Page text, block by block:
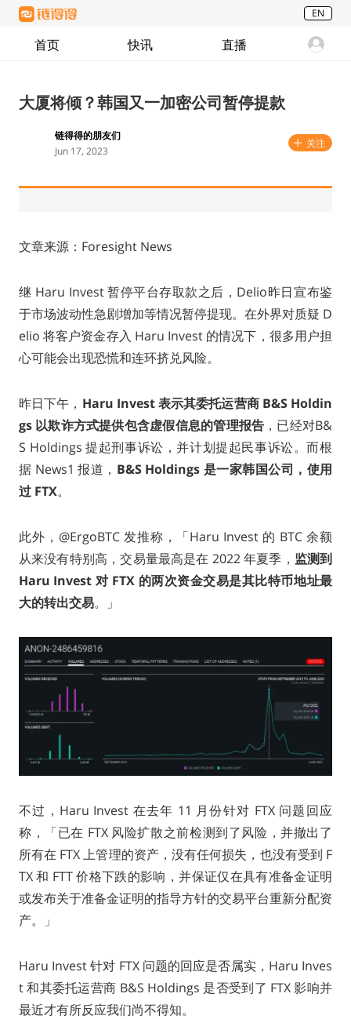
EN
首页 快讯 直播
大厦将倾？韩国又一加密公司暂停提款
链得得的朋友们
Jun 17, 2023
关注
文章来源：Foresight News
继 Haru Invest 暂停平台存取款之后，Delio昨日宣布鉴
于市场波动性急剧增加等情况暂停提现。在外界对质疑 D
elio 将客户资金存入 Haru Invest 的情况下，很多用户担
心可能会出现恐慌和连环挤兑风险。
昨日下午， Haru Invest 表示其委托运营商 B&S Holdin
gs 以欺诈方式提供包含虚假信息的管理报告 ，已经对B&
S Holdings 提起刑事诉讼，并计划提起民事诉讼。而根
据 News1 报道， B&S Holdings 是一家韩国公司，使用
过 FTX。
此外，@ErgoBTC 发推称，「Haru Invest 的 BTC 余额
从来没有特别高，交易量最高是在 2022 年夏季， 监测到
Haru Invest 对 FTX 的两次资金交易是其比特币地址最
大的转出交易。」
不过，Haru Invest 在去年 11 月份针对 FTX 问题回应
称，「已在 FTX 风险扩散之前检测到了风险，并撤出了
所有在 FTX 上管理的资产，没有任何损失，也没有受到 F
TX 和 FTT 价格下跌的影响，并保证仅在具有准备金证明
或发布关于准备金证明的指导方针的交易平台重新分配资
产。」
Haru Invest 针对 FTX 问题的回应是否属实，Haru Inves
t 和其委托运营商 B&S Holdings 是否受到了 FTX 影响并
最近才有所反应我们尚不得知。